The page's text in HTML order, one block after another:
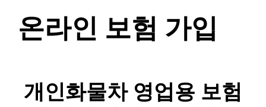
온라인 보험 가입
개인화물차 영업용 보험